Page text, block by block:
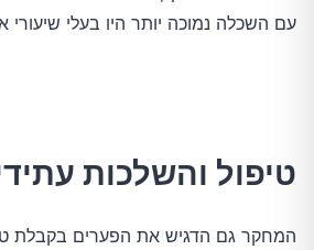
עם השכלה נמוכה יותר היו בעלי שיעורי
טיפול והשלכות
המחקר גם הדגיש את הפערים בקבלת